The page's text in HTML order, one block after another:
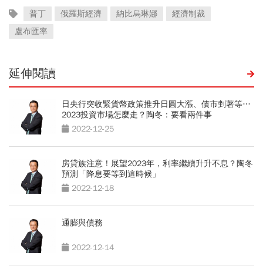
普丁 俄羅斯經濟 納比烏琳娜
經濟制裁
盧布匯率
延伸閱讀
日央行突收緊貨幣政策推升日圓大漲、債市剉著等…
2023投資市場怎麼走？陶冬：要看兩件事
2022-12-25
房貸族注意！展望2023年，利率繼續升升不息？陶冬
預測「降息要等到這時候」
2022-12-18
通膨與債務
2022-12-14